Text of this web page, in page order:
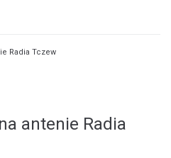
Radia Tczew
antenie Radia